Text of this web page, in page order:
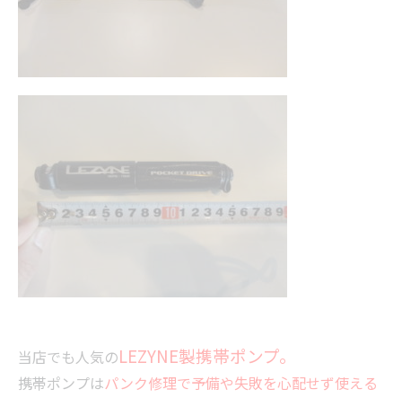
当店でも人気のLEZYNE製携帯ポンプ。
携帯ポンプはパンク修理で予備や失敗を心配せず使える